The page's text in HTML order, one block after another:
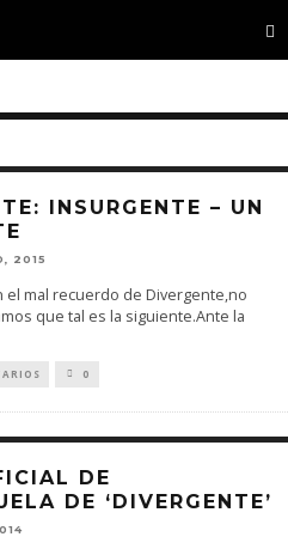
INSURGENTE – UN
2015
mal recuerdo de Divergente,no
que tal es la siguiente.Ante la
0
DE
DE ‘DIVERGENTE’